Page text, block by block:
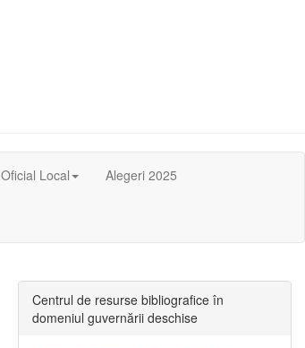
Local Alegeri 2025
Centrul de resurse bibliografice în
domeniul guvernării deschise